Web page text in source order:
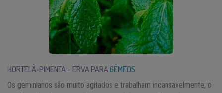
HORTELÃ-PIMENTA – ERVA PARAGÊMEOS
Os geminianos são muito agitados e trabalham incansavelmente, o